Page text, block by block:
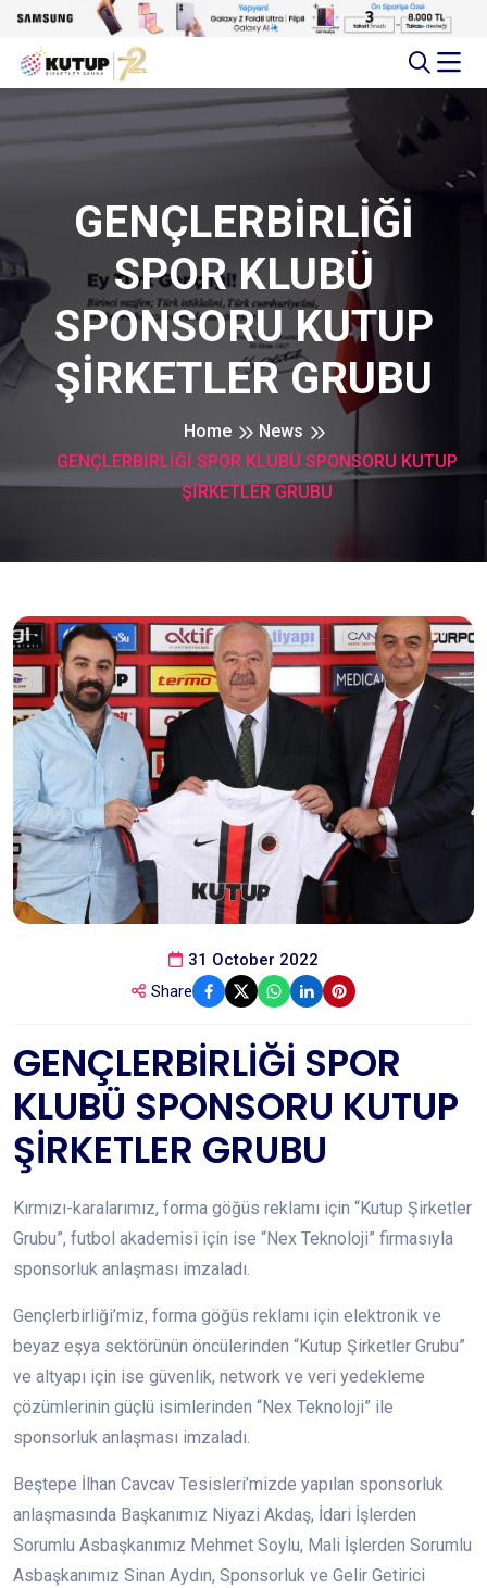
GENÇLERBİRLİĞİ
SPOR KLUBÜ
SPONSORU KUTUP
ŞİRKETLER GRUBU
Home
News
GENÇLERBİRLİĞİ SPOR KLUBÜ SPONSORU KUTUP
ŞİRKETLER GRUBU
31 October 2022
Share
GENÇLERBİRLİĞİ SPOR
KLUBÜ SPONSORU KUTUP
ŞİRKETLER GRUBU
Kırmızı-karalarımız, forma göğüs reklamı için “Kutup Şirketler
Grubu”, futbol akademisi için ise “Nex Teknoloji” firmasıyla
sponsorluk anlaşması imzaladı.
Gençlerbirliği’miz, forma göğüs reklamı için elektronik ve
beyaz eşya sektörünün öncülerinden “Kutup Şirketler Grubu”
ve altyapı için ise güvenlik, network ve veri yedekleme
çözümlerinin güçlü isimlerinden “Nex Teknoloji” ile
sponsorluk anlaşması imzaladı.
Beştepe İlhan Cavcav Tesisleri’mizde yapılan sponsorluk
anlaşmasında Başkanımız Niyazi Akdaş, İdari İşlerden
Sorumlu Asbaşkanımız Mehmet Soylu, Mali İşlerden Sorumlu
Asbaşkanımız Sinan Aydın, Sponsorluk ve Gelir Getirici